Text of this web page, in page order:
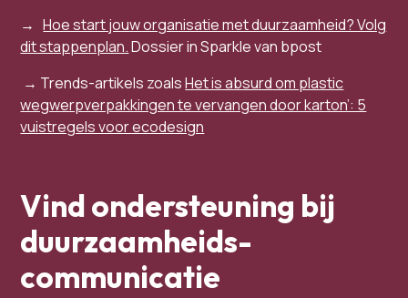
→Hoe start jouw organisatie met duurzaamheid? Volg
dit stappenplan.Dossier in Sparkle van bpost
​​​​​​​​​​​​​​​​​ ​​​​​​​​→ Trends-artikels zoalsHet is absurd om plastic
wegwerpverpakkingen te vervangen door karton’: 5
vuistregels voor ecodesign
Vind ondersteuning bij
duurzaamheids-
communicatie